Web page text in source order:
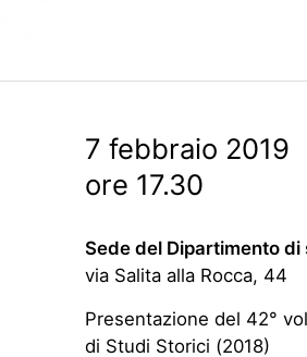
7 febbraio 2019
ore 17.30
Sede del Dipartimento
via Salita alla Rocca, 44
Presentazione del 42°
di Studi Storici (2018)